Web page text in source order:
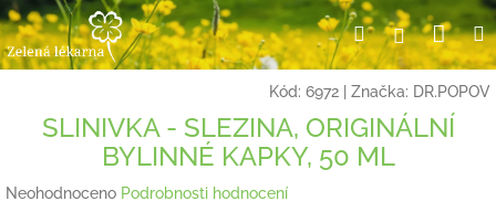
Přejít
na
obsah
HledatPřihlášení
Kód: 6972 Značka: DR.POPOV
SLINIVKA - SLEZINA, ORIGINÁLNÍ
BYLINNÉ KAPKY, 50 ML
Průměrné
Neohodnoceno Podrobnosti hodnocení